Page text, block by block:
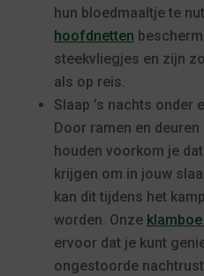
hun bloedmaaltje te
hoofdnetten
steekvliegjes en zijn
als op reis.
Slaap ’s nachts onder
Door ramen en
houden voorkom je
krijgen om in jouw
kan dit tijdens het
worden. Onze
ervoor dat je kunt
ongestoorde